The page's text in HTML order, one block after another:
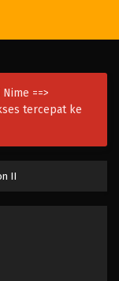
==>
tercepat ke
II